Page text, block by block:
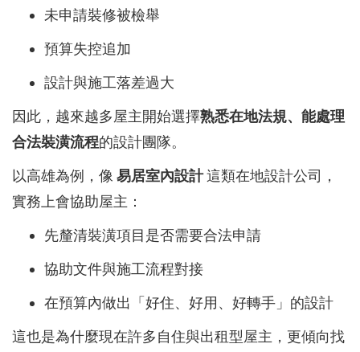
未申請裝修被檢舉
預算失控追加
設計與施工落差過大
因此，越來越多屋主開始選擇熟悉在地法規、能處理
合法裝潢流程的設計團隊。
以高雄為例，像 易居室內設計這類在地設計公司，
實務上會協助屋主：
先釐清裝潢項目是否需要合法申請
協助文件與施工流程對接
在預算內做出「好住、好用、好轉手」的設計
這也是為什麼現在許多自住與出租型屋主，更傾向找